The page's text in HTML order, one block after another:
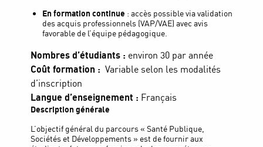
En formation continue : accès possible via validation
des acquis professionnels (VAP/VAE) avec avis
favorable de l’équipe pédagogique.
Nombres d’étudiants : environ 30 par année
Coût formation : Variable selon les modalités
d’inscription
Langue d’enseignement : Français
Description générale
L’objectif général du parcours « Santé Publique,
Sociétés et Développements » est de fournir aux